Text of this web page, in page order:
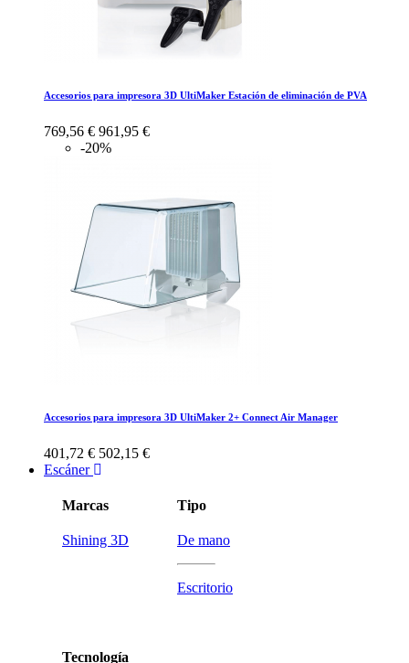
Accesorios para impresora 3D UltiMaker Estación de eliminación de PVA
769,56 € 961,95 €
-20%
Accesorios para impresora 3D UltiMaker 2+ Connect Air Manager
401,72 € 502,15 €
Escáner
Marcas
Shining 3D
Tecnología
Tipo
De mano
Escritorio